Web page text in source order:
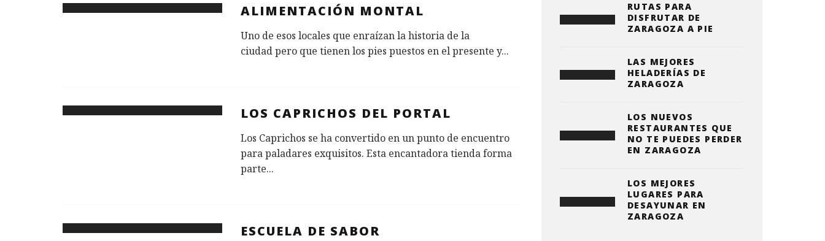
ALIMENTACIÓN MONTAL
Uno de esos locales que enraízan la historia de la
ciudad pero que tienen los pies puestos en el presente y...
LOS CAPRICHOS DEL PORTAL
Los Caprichos se ha convertido en un punto de encuentro
para paladares exquisitos. Esta encantadora tienda forma
parte...
ESCUELA DE SABOR
RUTAS PARA
DISFRUTAR DE
ZARAGOZA A PIE
LAS MEJORES
HELADERÍAS DE
ZARAGOZA
LOS NUEVOS
RESTAURANTES QUE
NO TE PUEDES PERDER
EN ZARAGOZA
LOS MEJORES
LUGARES PARA
DESAYUNAR EN
ZARAGOZA